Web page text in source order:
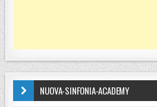
NUOVA-SINFONIA-ACADEMY